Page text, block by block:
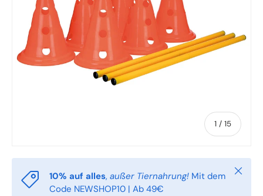
1 / von
15
10% auf alles, außer Tiernahrung! Mit dem
Code NEWSHOP10 | Ab 49€